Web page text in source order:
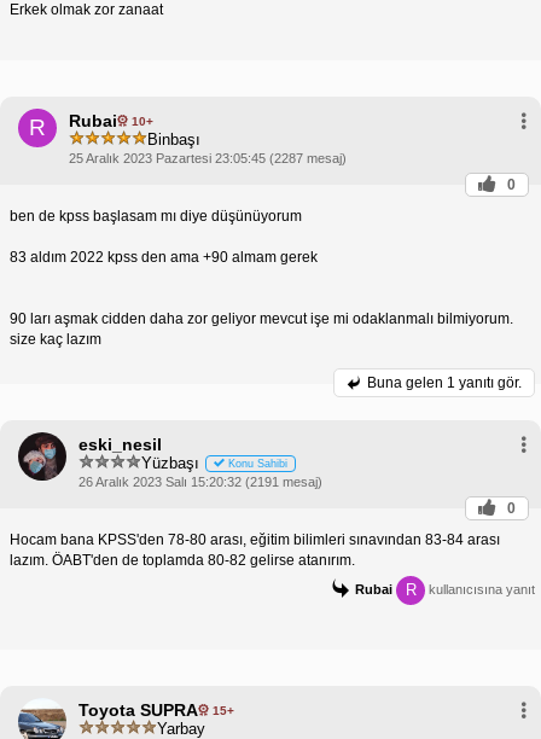
Erkek olmak zor zanaat
R Rubai 10+
Binbaşı
25 Aralık 2023 Pazartesi 23:05:45 (2287 mesaj)
0
ben de kpss başlasam mı diye düşünüyorum
83 aldım 2022 kpss den ama +90 almam gerek
90 ları aşmak cidden daha zor geliyor mevcut işe mi odaklanmalı bilmiyorum.
size kaç lazım
Buna gelen 1 yanıtı gör.
eski_nesil
Yüzbaşı Konu Sahibi
26 Aralık 2023 Salı 15:20:32 (2191 mesaj)
0
Hocam bana KPSS'den 78-80 arası, eğitim bilimleri sınavından 83-84 arası
lazım. ÖABT'den de toplamda 80-82 gelirse atanırım.
Rubai R kullanıcısına yanıt
Toyota SUPRA 15+
Yarbay